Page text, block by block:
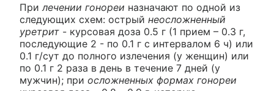
При лечении гонореи назначают по одной из
следующих схем: острый неосложненный
уретрит - курсовая доза 0.5 г (1 прием – 0.3 г,
последующие 2 - по 0.1 г с интервалом 6 ч) или
0.1 г/сут до полного излечения (у женщин) или
по 0.1 г 2 раза в день в течение 7 дней (у
мужчин); при осложненных формах гонореи